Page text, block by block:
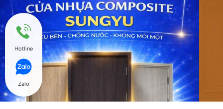
Hotline
Zalo